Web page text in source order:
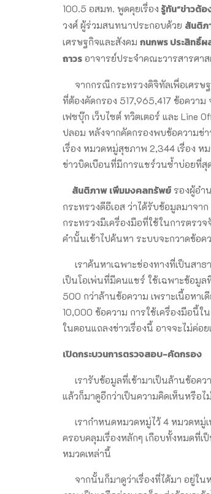
100.5 อสมท. พูดคุยเรื่อง รู้ทัน“ข่าวต้
วงศ์ ผู้ร่วมสนทนาประกอบด้วย สันติภ
เศรษฐกิจและสังคม กนกพร ประสิทธิ์ผ
ถาวร อาจารย์ประจำคณะวารสารศา
จากกรณีกระทรวงดิจิทัลเพื่อเศรษ
ที่ต้องคัดกรอง 517,965,417 ข้อควา
เฟซบุ๊ก เว็บไซต์ ทวิตเตอร์ และ Line
ปลอม หลังจากคัดกรองพบข้อความข่
เรื่อง หมวดหมู่สุขภาพ 2,344 เรื่อง ห
ข่าวบิดเบือนที่มีการแชร์วนซ้ำบ่อยที่สุ
สันติภาพ เพิ่มมงคลทรัพย์รองผู้อำ
กระทรวงดีอีเอส ว่าได้รับข้อมูลมาจา
กระทรวงมีเครื่องมือที่ใช้ในการตรว
คำนั้นเข้าไปค้นหา ระบบจะกวาดข้อค
เราค้นหาเฉพาะช่องทางที่เป็นสาธ
เป็นโอเพ่นที่มีคนแชร์ ใช้เฉพาะข้อมูล
500 กว่าล้านข้อความ เพราะเนื้อหา
10,000 ข้อความ การใช้เครื่องมือนี้
ในตอนแถลงข่าวเรื่องนี้ อาจจะไม่ค่อย
เปิดกระบวนการตรวจสอบ-คัดกรอง
เรารับข้อมูลที่เข้ามาเป็นล้านข้อคว
แล้วก็มาดูอีกว่าเป็นความคิดเห็นหรือ
เรากำหนดหมวดหมู่ไว้ 4 หมวดหมู่
ครอบคลุมเรื่องหลักๆ เกือบทั้งหมดที่
หมวดเหล่านี้
จากนั้นก็มาดูว่าเรื่องที่ได้มา อยู่ใน